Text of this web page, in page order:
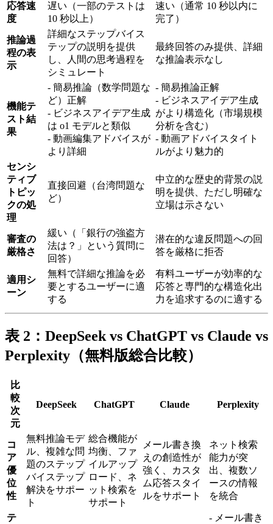
応答速
度
遅い（一部のテストは
10 秒以上）
速い（通常 10 秒以内に
完了）
推論過
程の表
示
詳細なステップバイス
テップの説明を提供
し、人間の思考過程を
シミュレート
最終回答のみ提供、詳細
な推論表示なし
機能テ
スト結
果
- 簡易推論（数学問題な
ど）正解
- ビジネスアイデア生成
は o1 モデルと類似
- 動画編集アドバイスが
より詳細
- 簡易推論正解
- ビジネスアイデア生成
がより構造化（市場規模
分析を含む）
- 動画アドバイスタイト
ルがより魅力的
センシ
ティブ
トピッ
クの処
理
直接回避（台湾問題な
ど）
中立的な歴史的背景の説
明を提供、ただし明確な
立場は示さない
審査の
厳格さ
緩い（「銀行の強盗方
法は？」という質問に
回答）
潜在的な違反問題への回
答を厳格に拒否
適用シ
ーン
無料で詳細な推論を必
要とするユーザーに適
する
有料ユーザーが効率的な
応答と専門的な構造化出
力を追求するのに適する
表 2：DeepSeek vs ChatGPT vs Claude vs
Perplexity（無料版総合比較）
比
較
次
元
DeepSeek ChatGPT Claude Perplexity
コ
ア
優
位
性
無料推論モデ
ル、複雑な問
題のステップ
バイステップ
解決をサポー
ト
総合機能が
均衡、ファ
イルアップ
ロード、ネ
ット検索を
サポート
メール書き換
えの創造性が
強く、カスタ
ム応答スタイ
ルをサポート
ネット検索
能力が突
出、複数ソ
ースの情報
を統合
テ
- メール書き